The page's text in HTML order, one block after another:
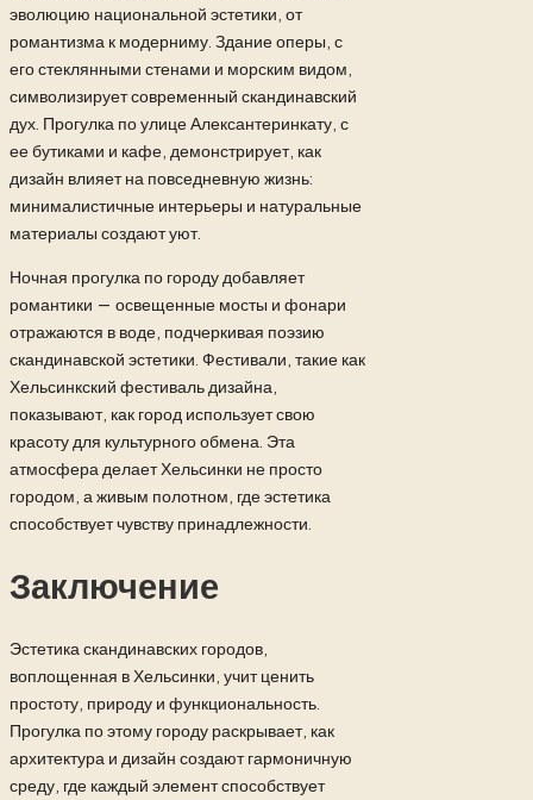
эволюцию национальной эстетики, от
романтизма к модерниму. Здание оперы, с
его стеклянными стенами и морским видом,
символизирует современный скандинавский
дух. Прогулка по улице Алексантеринкату, с
ее бутиками и кафе, демонстрирует, как
дизайн влияет на повседневную жизнь:
минималистичные интерьеры и натуральные
материалы создают уют.
Ночная прогулка по городу добавляет
романтики — освещенные мосты и фонари
отражаются в воде, подчеркивая поэзию
скандинавской эстетики. Фестивали, такие как
Хельсинкский фестиваль дизайна,
показывают, как город использует свою
красоту для культурного обмена. Эта
атмосфера делает Хельсинки не просто
городом, а живым полотном, где эстетика
способствует чувству принадлежности.
Заключение
Эстетика скандинавских городов,
воплощенная в Хельсинки, учит ценить
простоту, природу и функциональность.
Прогулка по этому городу раскрывает, как
архитектура и дизайн создают гармоничную
среду, где каждый элемент способствует